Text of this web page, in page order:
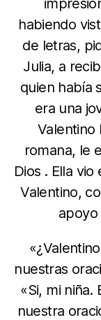
habiendo
de letras,
Julia, a
quien había
era una
Valentino
romana, le
Dios . Ella
Valentino,
apoyo
nuestras
«Si, mi niña.
nuestra